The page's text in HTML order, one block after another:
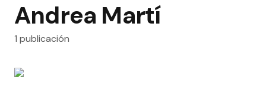
Andrea Martí
1 publicación